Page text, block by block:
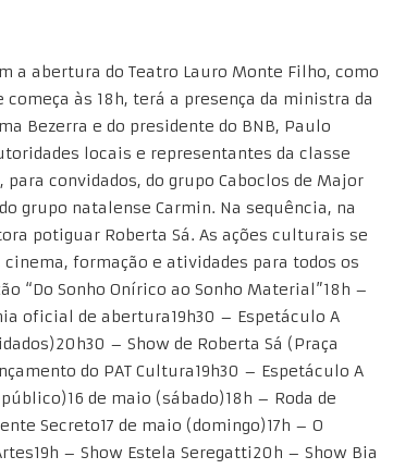
a abertura do Teatro Lauro Monte Filho, como
às 18h, terá a presença da ministra da
Bezerra e do presidente do BNB, Paulo
locais e representantes da classe
convidados, do grupo Caboclos de Major
grupo natalense Carmin. Na sequência, na
potiguar Roberta Sá. As ações culturais se
formação e atividades para todos os
“Do Sonho Onírico ao Sonho Material”18h –
oficial de abertura19h30 – Espetáculo A
– Show de Roberta Sá (Praça
do PAT Cultura19h30 – Espetáculo A
de maio (sábado)18h – Roda de
Secreto17 de maio (domingo)17h – O
– Show Estela Seregatti20h – Show Bia